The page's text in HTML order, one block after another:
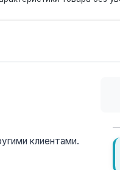
клиентами.